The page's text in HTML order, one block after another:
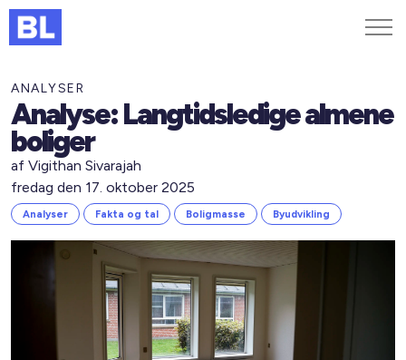
Genveje
Find medarbejder
Kurser og arrangementer
Jobportalen
MitBL
ANALYSER
Analyse: Langtidsledige almene
boliger
af Vigithan Sivarajah
fredag den 17. oktober 2025
Analyser Fakta og tal Boligmasse Byudvikling